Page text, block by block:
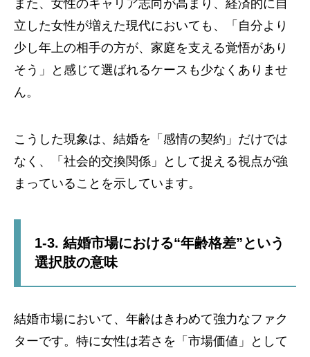
また、女性のキャリア志向が高まり、経済的に自
立した女性が増えた現代においても、「自分より
少し年上の相手の方が、家庭を支える覚悟があり
そう」と感じて選ばれるケースも少なくありませ
ん。
こうした現象は、結婚を「感情の契約」だけでは
なく、「社会的交換関係」として捉える視点が強
まっていることを示しています。
1-3. 結婚市場における“年齢格差”という
選択肢の意味
結婚市場において、年齢はきわめて強力なファク
ターです。特に女性は若さを「市場価値」として